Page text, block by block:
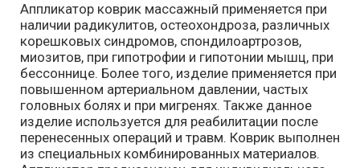
Аппликатор коврик массажный применяется при
наличии радикулитов, остеохондроза, различных
корешковых синдромов, спондилоартрозов,
миозитов, при гипотрофии и гипотонии мышц, при
бессоннице. Более того, изделие применяется при
повышенном артериальном давлении, частых
головных болях и при мигренях. Также данное
изделие используется для реабилитации после
перенесенных операций и травм. Коврик выполнен
из специальных комбинированных материалов.